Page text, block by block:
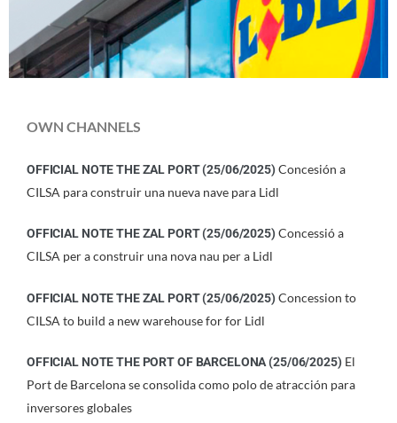
OWN CHANNELS
OFFICIAL NOTE THE ZAL PORT(25/06/2025)Concesión a
CILSA para construir una nueva nave para Lidl
OFFICIAL NOTE THE ZAL PORT(25/06/2025)Concessió a
CILSA per a construir una nova nau per a Lidl
OFFICIAL NOTE THE ZAL PORT(25/06/2025)Concession to
CILSA to build a new warehouse for for Lidl
OFFICIAL NOTE THEPORT OF BARCELONA (25/06/2025) El
Port de Barcelona se consolida como polo de atracción para
inversores globales